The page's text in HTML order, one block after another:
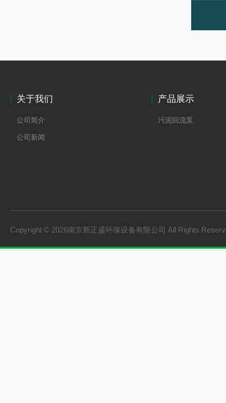
关于我们
公司简介
公司新闻
产品展示
污泥回流泵
Copyright © 2026南京新正盛环保设备有限公司 All Rights